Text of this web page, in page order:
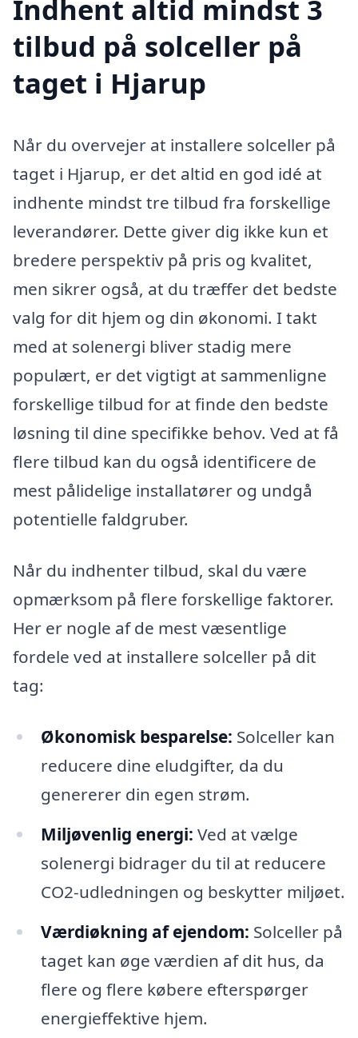
Indhent altid mindst 3
tilbud på solceller på
taget i Hjarup
Når du overvejer at installere solceller på
taget i Hjarup, er det altid en god idé at
indhente mindst tre tilbud fra forskellige
leverandører. Dette giver dig ikke kun et
bredere perspektiv på pris og kvalitet,
men sikrer også, at du træffer det bedste
valg for dit hjem og din økonomi. I takt
med at solenergi bliver stadig mere
populært, er det vigtigt at sammenligne
forskellige tilbud for at finde den bedste
løsning til dine specifikke behov. Ved at få
flere tilbud kan du også identificere de
mest pålidelige installatører og undgå
potentielle faldgruber.
Når du indhenter tilbud, skal du være
opmærksom på flere forskellige faktorer.
Her er nogle af de mest væsentlige
fordele ved at installere solceller på dit
tag:
Økonomisk besparelse: Solceller kan
reducere dine eludgifter, da du
genererer din egen strøm.
Miljøvenlig energi: Ved at vælge
solenergi bidrager du til at reducere
CO2-udledningen og beskytter miljøet.
Værdiøkning af ejendom: Solceller på
taget kan øge værdien af dit hus, da
flere og flere købere efterspørger
energieffektive hjem.